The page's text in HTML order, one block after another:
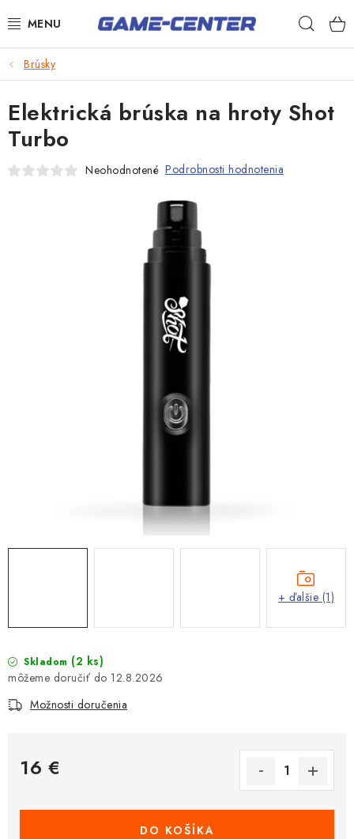
na
Šípky
Poker
Stolný futbal
Brúsky
Skladom (2 ks)
12.8.2026
Možnosti doručenia
16 €
DO KOŠÍKA
Elektrická brúska na hroty Shot
Turbo
Neohodnotené Podrobnosti hodnotenia
+ ďalšie (1)